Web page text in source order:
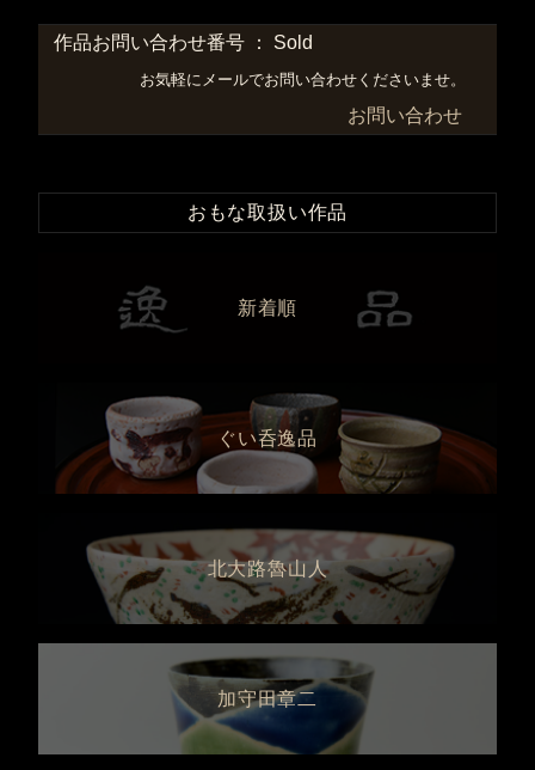
作品お問い合わせ番号 ： Sold
お気軽にメールでお問い合わせくださいませ。
お問い合わせ
おもな取扱い作品
新着順
ぐい呑逸品
北大路魯山人
加守田章二